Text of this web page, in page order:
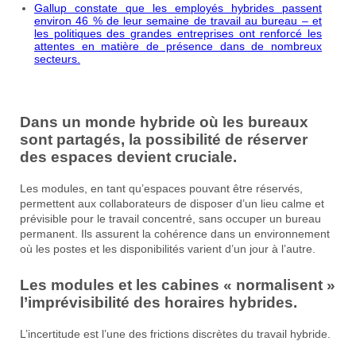
Gallup constate que les employés hybrides passent
environ 46 % de leur semaine de travail au bureau – et
les politiques des grandes entreprises ont renforcé les
attentes en matière de présence dans de nombreux
secteurs.
Dans un monde hybride où les bureaux
sont partagés, la possibilité de réserver
des espaces devient cruciale.
Les modules, en tant qu’espaces pouvant être réservés,
permettent aux collaborateurs de disposer d’un lieu calme et
prévisible pour le travail concentré, sans occuper un bureau
permanent. Ils assurent la cohérence dans un environnement
où les postes et les disponibilités varient d’un jour à l’autre.
Les modules et les cabines « normalisent »
l’imprévisibilité des horaires hybrides.
L’incertitude est l’une des frictions discrètes du travail hybride.